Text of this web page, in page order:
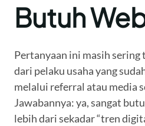
Butuh
Pertanyaan ini masih
dari pelaku usaha yang
melalui referral atau media
Jawabannya: ya, sangat
lebih dari sekadar “tren